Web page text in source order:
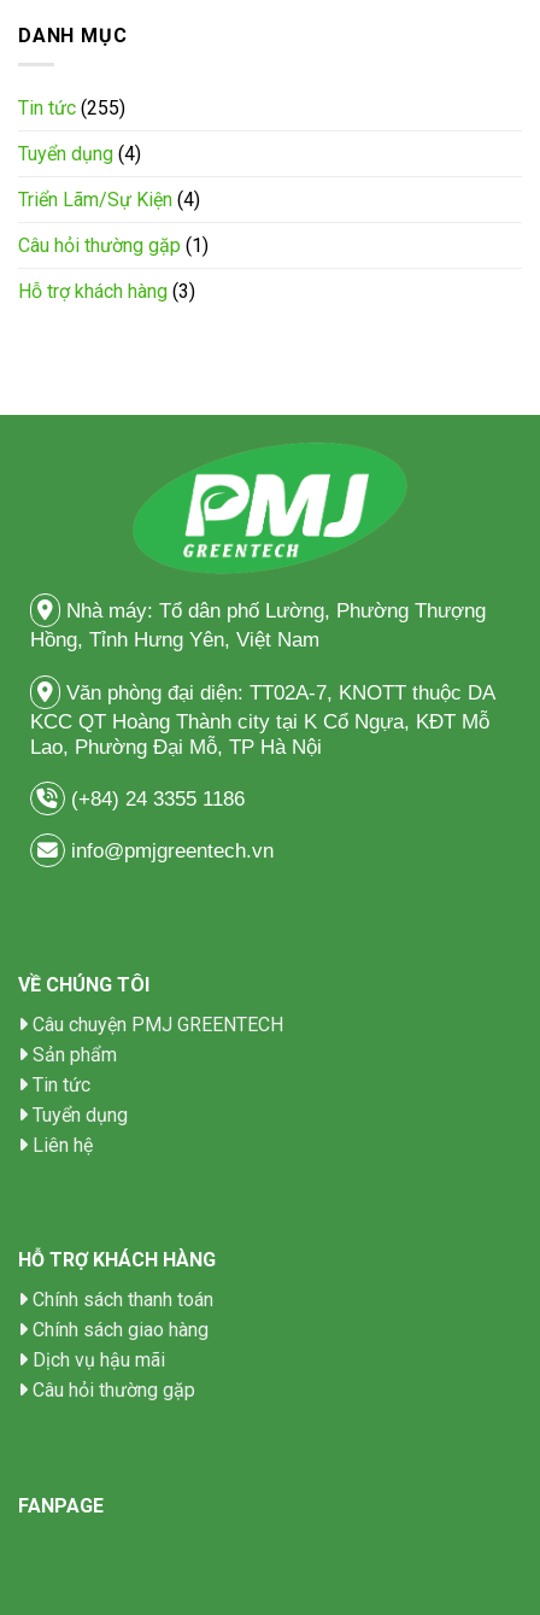
DANH MỤC
Tin tức (255)
Tuyển dụng (4)
Triển Lãm/Sự Kiện (4)
Câu hỏi thường gặp (1)
Hỗ trợ khách hàng (3)
Nhà máy: Tổ dân phố Lường, Phường Thượng
Hồng, Tỉnh Hưng Yên, Việt Nam
Văn phòng đại diện: TT02A-7, KNOTT thuộc DA
KCC QT Hoàng Thành city tại K Cổ Ngựa, KĐT Mỗ
Lao, Phường Đại Mỗ, TP Hà Nội
(+84) 24 3355 1186
info@pmjgreentech.vn
VỀ CHÚNG TÔI
Câu chuyện PMJ GREENTECH
Sản phẩm
Tin tức
Tuyển dụng
Liên hệ
HỖ TRỢ KHÁCH HÀNG
Chính sách thanh toán
Chính sách giao hàng
Dịch vụ hậu mãi
Câu hỏi thường gặp
FANPAGE